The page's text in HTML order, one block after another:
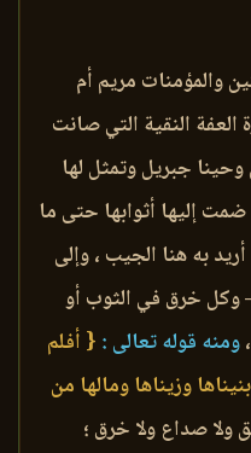
والمؤمنات مريم أم
النقية التي صانت
جبريل وتمثل لها
إليها أثوابها حتى ما
به هنا الجيب ، وإلى
وكل خرق في الثوب أو
ومنه قوله تعالى : { أفلم
وزيناها ومالها من
صداع ولا خرق ؛